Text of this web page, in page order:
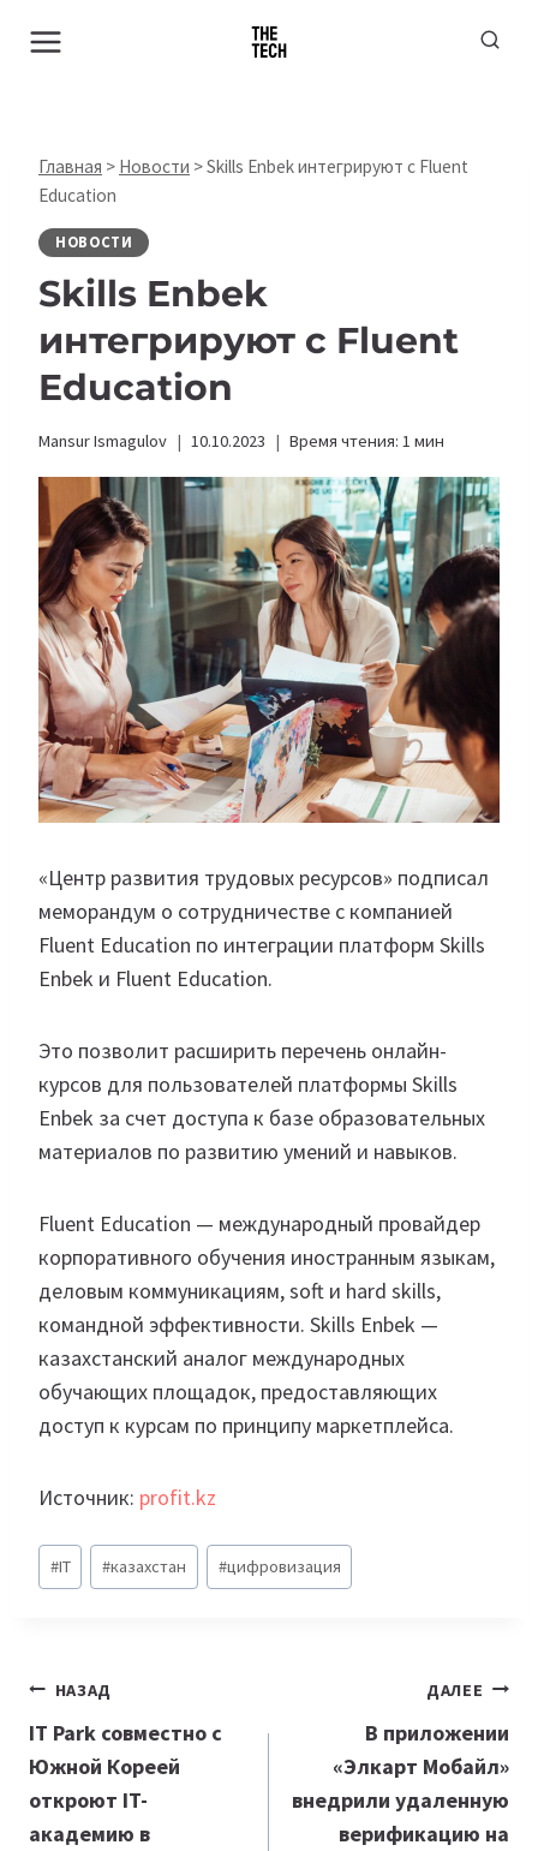
Главная > Новости >Skills Enbek интегрируют с Fluent
Education
НОВОСТИ
Skills Enbek
интегрируют с Fluent
Education
Mansur Ismagulov 10.10.2023 Время чтения: 1 мин
«Центр развития трудовых ресурсов» подписал
меморандум о сотрудничестве с компанией
Fluent Education по интеграции платформ Skills
Enbek и Fluent Education.
Это позволит расширить перечень онлайн-
курсов для пользователей платформы Skills
Enbek за счет доступа к базе образовательных
материалов по развитию умений и навыков.
Fluent Education — международный провайдер
корпоративного обучения иностранным языкам,
деловым коммуникациям, soft и hard skills,
командной эффективности. Skills Enbek —
казахстанский аналог международных
обучающих площадок, предоставляющих
доступ к курсам по принципу маркетплейса.
Источник: profit.kz
Метки
записи:
#IT #казахстан #цифровизация
Навигация
по
записям
НАЗАД
IT Park совместно с
Южной Кореей
откроют IT-
академию в
ДАЛЕЕ
В приложении
«Элкарт Мобайл»
внедрили удаленную
верификацию на